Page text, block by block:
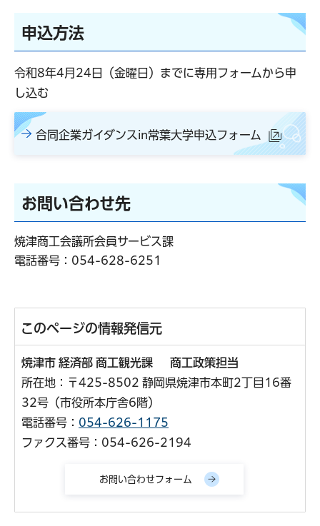
申込方法
令和8年4月24日（金曜日）までに専用フォームから申
し込む
合同企業ガイダンスin常葉大学申込フォーム （外部
お問い合わせ先
焼津商工会議所会員サービス課
電話番号： 054-628-6251
このページの情報発信元
焼津市 経済部 商工観光課 商工政策担当
所在地：〒425-8502 静岡県焼津市本町2丁目16番
32号（市役所本庁舎6階）
電話番号： 054-626-1175
ファクス番号：054-626-2194